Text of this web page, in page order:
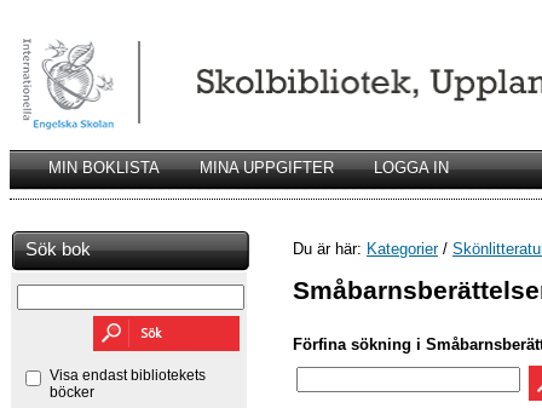
MIN BOKLISTA MINA UPPGIFTER LOGGA IN
Sök bok
Visa endast bibliotekets
böcker
Du är här: Kategorier/
Förfina sökning i